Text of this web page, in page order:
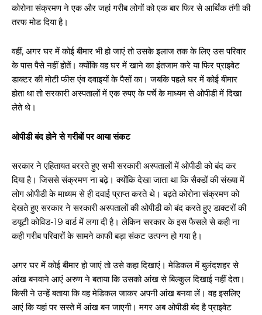
कोरोना संक्रमण ने एक और जहां गरीब लोगों को एक बार फिर से आर्थिंक तंगी की
तरफ मोड दिया है।
वहीं, अगर घर में कोई बीमार भी हो जाएं तो उसके इलाज तक के लिए उस परिवार
के पास पैसे नहीं होतें। क्योंकि वह घर में खाने का इंतजाम करे या फिर प्राइवेट
डाक्टर की मोटी फीस एंव दवाइयों के पैसों का। जबकि पहले घर में कोई बीमार
होता था तो सरकारी अस्पतालों में एक रुपए के पर्चे के माध्यम से ओपीडी में दिखा
लेते थे।
ओपीडी बंद होने से गरीबों पर आया संकट
सरकार ने एहितायत बररते हुए सभी सरकारी अस्पतालों में ओपीडी को बंद कर
दिया है। जिससे संक्रमण ना बढ़े। क्योंकि देखा जाता था कि सैक्डों की संख्या में
लोग ओपीडी के माध्यम से ही दवाई प्राप्त करते थे। बढ़ते कोरोना संक्रमण को
देखते हुए सरकार ने सरकारी अस्पतालों की ओपीडी को बंद करते हुए डाक्टरों की
डयूटी कोविड-19 वार्ड में लगा दी है। लेकिन सरकार के इस फैसले से कही ना
कही गरीब परिवारों के सामने काफी बड़ा संकट उत्पन्न हो गया है।
अगर घर में कोई बीमार हो जाएं तो उसे कहा दिखाएं। मेडिकल में बुलंदशहर से
आंख बनवाने आएं अरुण ने बताया कि उसको आंख से बिल्कुल दिखाई नहीं देता।
किसी ने उन्हें बताया कि वह मेडिकल जाकर अपनी आंख बनवा लें। वह इसलिए
आएं कि यहां पर सस्ते में आंख बन जाएगी। मगर अब ओपीडी बंद है प्राइवेट